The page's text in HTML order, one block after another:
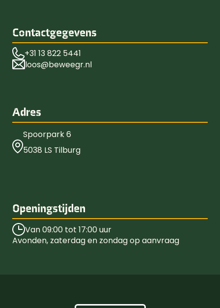
Contactgegevens
+31 13 822 5441
loos@beweegr.nl
Adres
Spoorpark 6
5038 LS Tilburg
Openingstijden
Van 09:00 tot 17:00 uur
Avonden, zaterdag en zondag op aanvraag